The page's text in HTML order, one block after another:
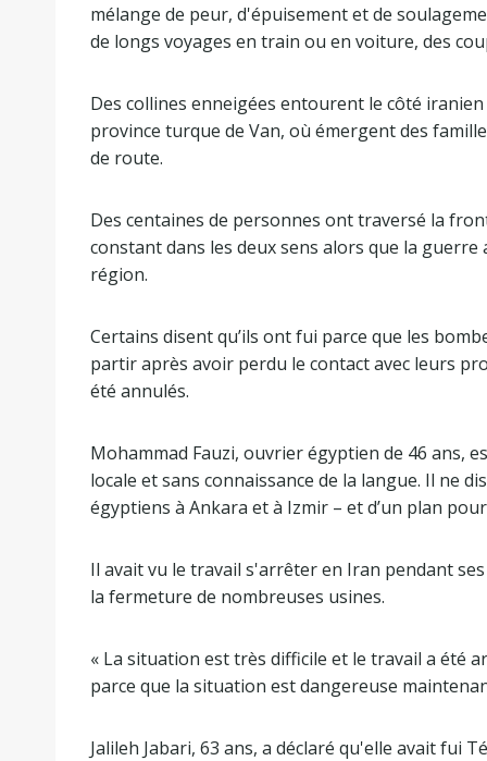
mélange de peur, d'épuisement et de
de longs voyages en train ou en voiture, des
Des collines enneigées entourent le côté
province turque de Van, où émergent des
de route.
Des centaines de personnes ont traversé la
constant dans les deux sens alors que la
région.
Certains disent qu’ils ont fui parce que les
partir après avoir perdu le contact avec leurs
été annulés.
Mohammad Fauzi, ouvrier égyptien de 46 ans,
locale et sans connaissance de la langue. Il ne
égyptiens à Ankara et à Izmir – et d’un plan
Il avait vu le travail s'arrêter en Iran pendant
la fermeture de nombreuses usines.
« La situation est très difficile et le travail a été
parce que la situation est dangereuse
Jalileh Jabari, 63 ans, a déclaré qu'elle avait fui